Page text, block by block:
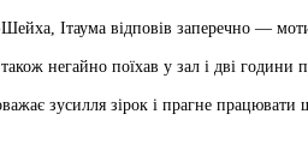
Ітаума відповів заперечно —
негайно поїхав у зал і дві години
зусилля зірок і прагне працювати